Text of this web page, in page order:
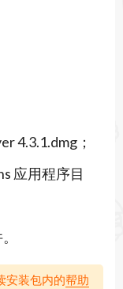
4.3.1.dmg；
应用程序目
安装包内的帮助